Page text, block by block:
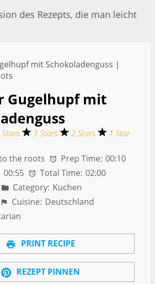
des Rezepts, die man leicht
Gugelhupf mit
3 Stars 2 Stars 1 Star
the roots Prep Time: 00:10
00:55 Total Time: 02:00
Category: Kuchen
Cuisine: Deutschland
PRINT RECIPE
REZEPT PINNEN